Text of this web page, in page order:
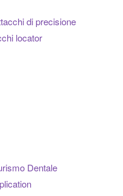
di precisione
locator
Dentale